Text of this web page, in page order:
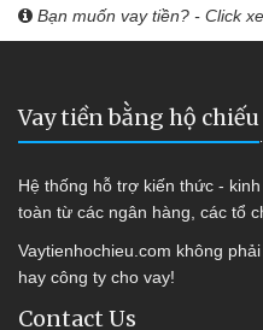
Bạn muốn vay tiền? - Click
Vay tiền bằng hộ chiếu
Hệ thống hỗ trợ kiến thức -
toàn từ các ngân hàng, các tổ
Vaytienhochieu.com không
hay công ty cho vay!
Contact Us